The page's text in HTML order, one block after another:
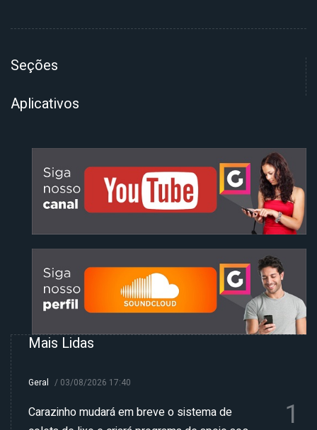
Seções
Aplicativos
Mais Lidas
Geral / 03/08/2026 17:40
Carazinho mudará em breve o sistema de
1